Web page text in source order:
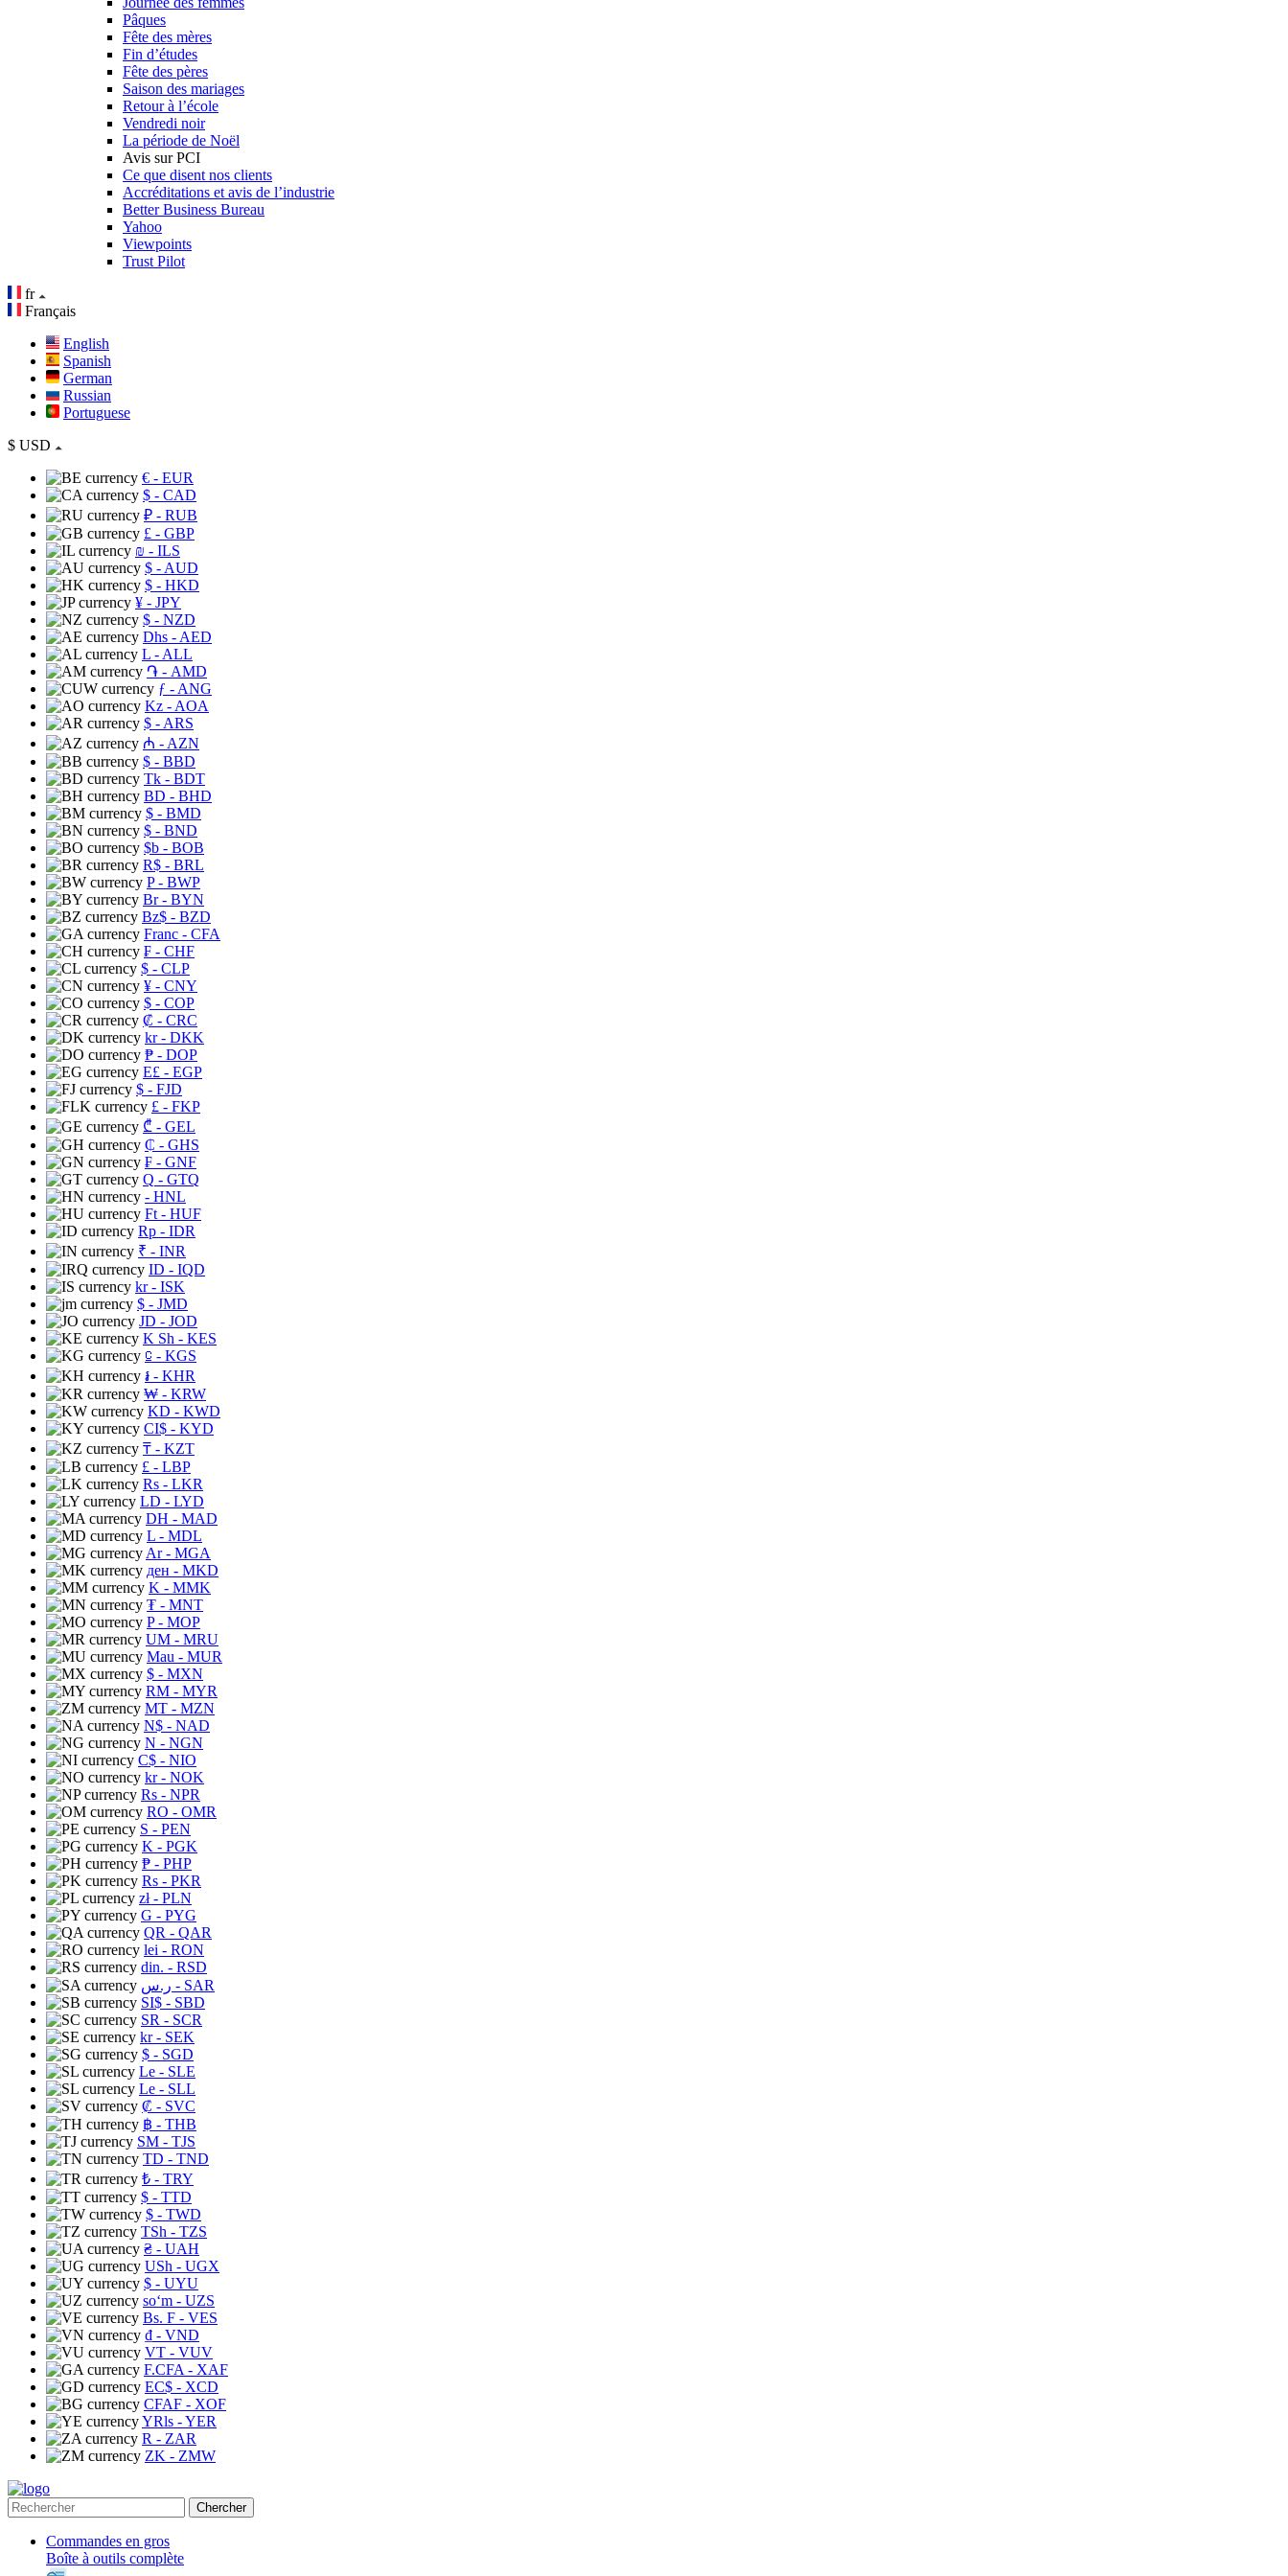
Pâques
Fête des mères
Fin d’études
Fête des pères
Saison des mariages
Retour à l’école
Vendredi noir
La période de Noël
Avis sur PCI
Ce que disent nos clients
Accréditations et avis de l’industrie
Better Business Bureau
Yahoo
Viewpoints
Trust Pilot
fr
Français
English
Spanish
German
Russian
Portuguese
$ USD
€ - EUR
$ - CAD
₽ - RUB
£ - GBP
₪ - ILS
$ - AUD
$ - HKD
¥ - JPY
$ - NZD
Dhs - AED
L - ALL
֏ - AMD
ƒ - ANG
Kz - AOA
$ - ARS
₼ - AZN
$ - BBD
Tk - BDT
BD - BHD
$ - BMD
$ - BND
$b - BOB
R$ - BRL
P- BWP
Br- BYN
Bz$ - BZD
Franc - CFA
₣ - CHF
$ - CLP
¥ - CNY
$ - COP
₡ - CRC
kr- DKK
₱ - DOP
E£ - EGP
$ - FJD
£ - FKP
₾ - GEL
₵ - GHS
₣ - GNF
Q - GTQ
- HNL
Ft - HUF
Rp - IDR
₹ - INR
ID - IQD
kr- ISK
$ - JMD
JD - JOD
K Sh - KES
⃀ - KGS
៛ - KHR
₩ - KRW
KD - KWD
CI$ - KYD
₸ - KZT
£ - LBP
Rs - LKR
LD - LYD
DH - MAD
L - MDL
Ar- MGA
ден - MKD
K - MMK
₮ - MNT
P- MOP
UM - MRU
Mau - MUR
$ - MXN
RM - MYR
MT - MZN
N$ - NAD
N - NGN
C$ - NIO
kr- NOK
Rs - NPR
RO - OMR
S - PEN
K - PGK
₱ - PHP
Rs - PKR
zł- PLN
G - PYG
QR - QAR
lei - RON
din. - RSD
ر.س - SAR
SI$ - SBD
SR - SCR
kr- SEK
$ - SGD
Le - SLE
Le - SLL
₡ - SVC
฿ - THB
ЅМ - TJS
TD - TND
₺ - TRY
$ - TTD
$ - TWD
TSh - TZS
₴ - UAH
USh - UGX
$ - UYU
soʻm - UZS
Bs. F - VES
₫ - VND
VT - VUV
F.CFA - XAF
EC$ - XCD
CFAF - XOF
YRls - YER
R - ZAR
ZK - ZMW
Chercher
Commandes en gros
Boîte à outils complète